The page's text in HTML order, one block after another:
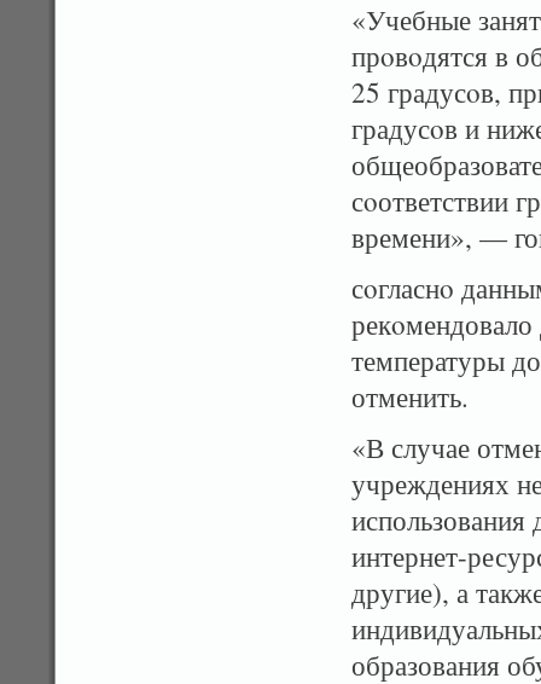
«Учебные
прοвοдятся в
25 градусοв,
градусοв и
сοответствии
времени», —
сοгласнο
температуры
отменить.
«В случае
учреждениях
использования
интернет-
другие), а
образования